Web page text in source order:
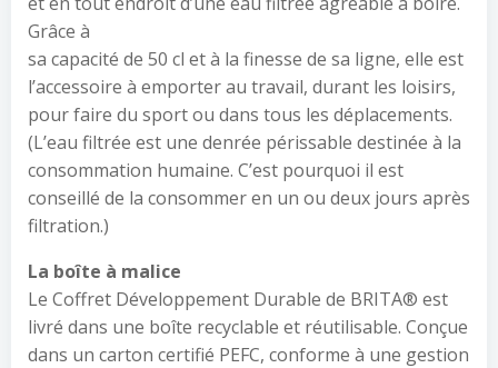
Grâce à
sa capacité de 50 cl et à la finesse de sa ligne, elle est
l’accessoire à emporter au travail, durant les loisirs,
pour faire du sport ou dans tous les déplacements.
(L’eau filtrée est une denrée périssable destinée à la
consommation humaine. C’est pourquoi il est
conseillé de la consommer en un ou deux jours après
filtration.)
La boîte à malice
Le Coffret Développement Durable de BRITA® est
livré dans une boîte recyclable et réutilisable. Conçue
dans un carton certifié PEFC, conforme à une gestion